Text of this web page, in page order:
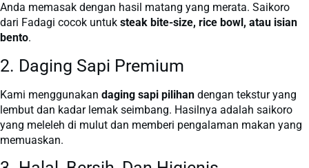
Anda memasak dengan hasil matang yang merata. Saikoro
dari Fadagi cocok untuk steak bite-size, rice bowl, atau isian
bento.
2. Daging Sapi Premium
Kami menggunakan daging sapi pilihan dengan tekstur yang
lembut dan kadar lemak seimbang. Hasilnya adalah saikoro
yang meleleh di mulut dan memberi pengalaman makan yang
memuaskan.